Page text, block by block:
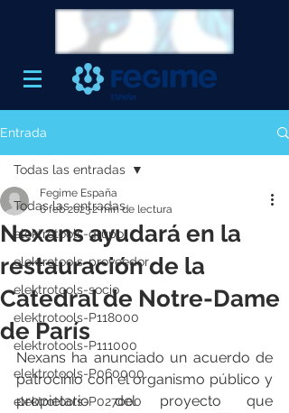
Entrada
Todas las entradas
elektrotools-grupo
elektrotools-proveedor
elektrotools-socio
elektrotools-P118000
elektrotools-P111000
elektrotools-P060000
elektrotools-P027000
Todas las entradas
Nexans ayudará en la
restauración de la
Catedral de Notre-Dame
de París
Fegime España
6 feb 20232 min de lectura
Nexans ha anunciado un acuerdo de
patrocinio con el organismo público y
propietario del proyecto que